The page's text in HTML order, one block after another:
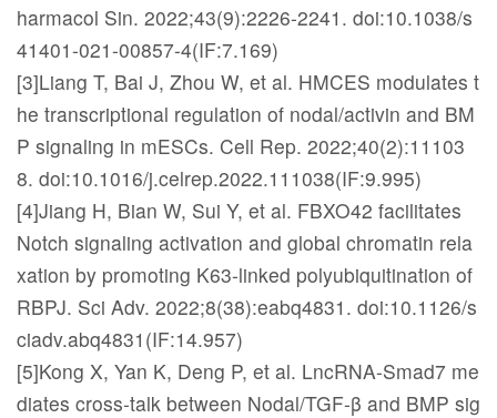
harmacol Sin. 2022;43(9):2226-2241. doi:10.1038/s
41401-021-00857-4(IF:7.169)
[3]Liang T, Bai J, Zhou W, et al. HMCES modulates t
he transcriptional regulation of nodal/activin and BM
P signaling in mESCs. Cell Rep. 2022;40(2):11103
8. doi:10.1016/j.celrep.2022.111038(IF:9.995)
[4]Jiang H, Bian W, Sui Y, et al. FBXO42 facilitates
Notch signaling activation and global chromatin rela
xation by promoting K63-linked polyubiquitination of
RBPJ. Sci Adv. 2022;8(38):eabq4831. doi:10.1126/s
ciadv.abq4831(IF:14.957)
[5]Kong X, Yan K, Deng P, et al. LncRNA-Smad7 me
diates cross-talk between Nodal/TGF-β and BMP sig